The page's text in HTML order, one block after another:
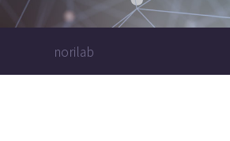
norilab